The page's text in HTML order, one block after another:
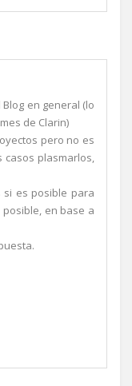
en general (lo
de Clarin)
pero no es
plasmarlos,
es posible para
en base a